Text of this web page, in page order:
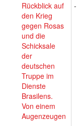
Rückblick auf
den Krieg
gegen Rosas
und die
Schicksale
der
deutschen
Truppe im
Dienste
Brasilens.
Von einem
Augenzeugen
-